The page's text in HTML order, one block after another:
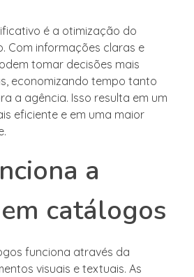
é a otimização do
Com informações claras e
tomar decisões mais
economizando tempo tanto
a agência. Isso resulta em um
eficiente e em uma maior
a
catálogos
funciona através da
visuais e textuais. As